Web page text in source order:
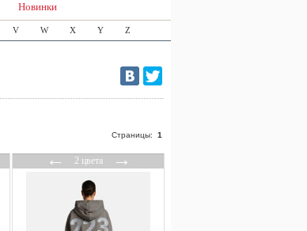
Новинки
V W X Y Z
Страницы: 1
←2 цвета→